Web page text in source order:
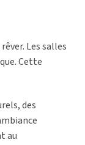
Les salles
Cette
des
au